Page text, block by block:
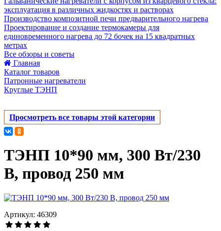
эксплуатация в различных жидкостях и растворах
Производство композитной печи предварительного нагрева
Проектирование и создание термокамеры для
единовременного нагрева до 72 бочек на 15 квадратных
метрах
Все обзоры и советы
Главная
Каталог товаров
Патронные нагреватели
Круглые ТЭНП
Просмотреть все товары этой категории
ТЭНП 10*90 мм, 300 Вт/230
В, провод 250 мм
Артикул: 46309